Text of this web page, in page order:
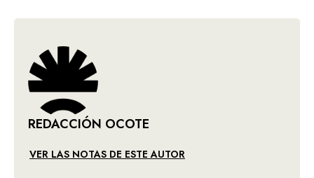
REDACCIÓN OCOTE
VER LAS NOTAS DE ESTE AUTOR